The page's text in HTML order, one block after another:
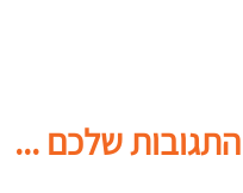
התגובות שלכם ...